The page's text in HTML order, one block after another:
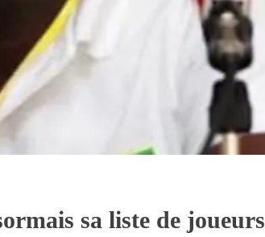
sa liste de joueurs